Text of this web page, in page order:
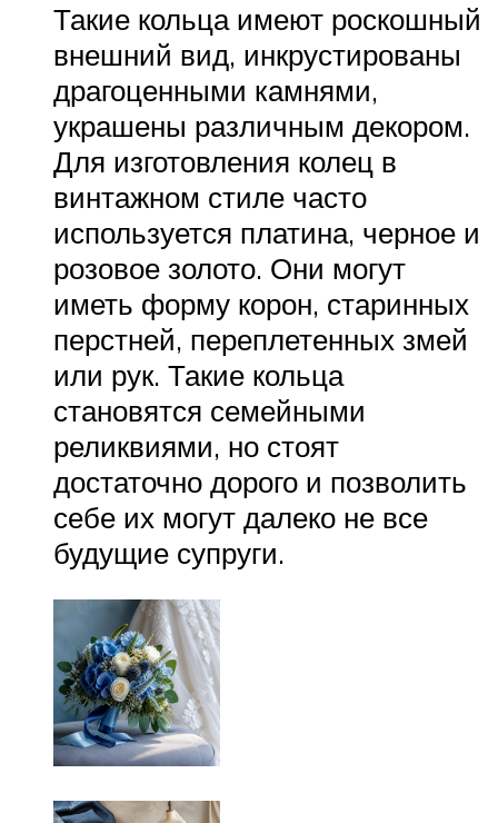
Такие кольца имеют роскошный
внешний вид, инкрустированы
драгоценными камнями,
украшены различным декором.
Для изготовления колец в
винтажном стиле часто
используется платина, черное и
розовое золото. Они могут
иметь форму корон, старинных
перстней, переплетенных змей
или рук. Такие кольца
становятся семейными
реликвиями, но стоят
достаточно дорого и позволить
себе их могут далеко не все
будущие супруги.